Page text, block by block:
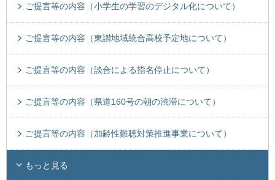
ご提言等の内容（小学生の学習のデジタル化について）
ご提言等の内容（東讃地域統合高校予定地について）
ご提言等の内容（談合による指名停止について）
ご提言等の内容（県道160号の朝の渋滞について）
ご提言等の内容（加齢性難聴対策推進事業について）
もっと見る